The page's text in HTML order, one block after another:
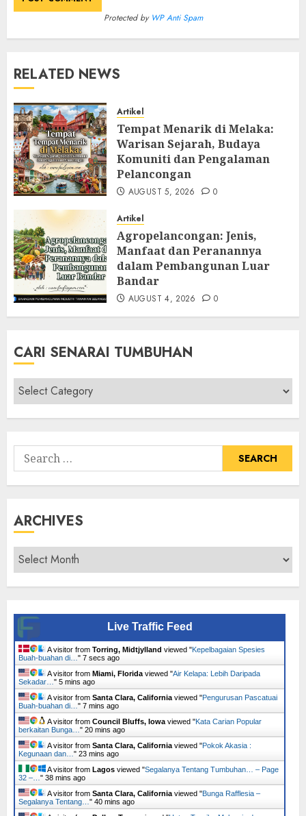
Protected by WP Anti Spam
RELATED NEWS
Artikel
Tempat Menarik di Melaka:
Warisan Sejarah, Budaya
Komuniti dan Pengalaman
Pelancongan
AUGUST 5, 2026 0
Artikel
Agropelancongan: Jenis,
Manfaat dan Peranannya
dalam Pembangunan Luar
Bandar
AUGUST 4, 2026 0
CARI SENARAI TUMBUHAN
Cari
Senarai
Tumbuhan
Search
for:
ARCHIVES
Archives
Live Traffic Feed
A visitor from Torring, Midtjylland viewed "Kepelbagaian Spesies
Buah-buahan di… " 8 secs ago
A visitor from Miami, Florida viewed "Air Kelapa: Lebih Daripada
Sekadar… " 6 mins ago
A visitor from Santa Clara, California viewed "Pengurusan Pascatuai
Buah-buahan di… " 7 mins ago
A visitor from Council Bluffs, Iowa viewed "Kata Carian Popular
berkaitan Bunga… " 20 mins ago
A visitor from Santa Clara, California viewed "Pokok Akasia :
Kegunaan dan… " 23 mins ago
A visitor from Lagos viewed "Segalanya Tentang Tumbuhan… – Page
32 –… " 38 mins ago
A visitor from Santa Clara, California viewed "Bunga Rafflesia –
Segalanya Tentang… " 40 mins ago